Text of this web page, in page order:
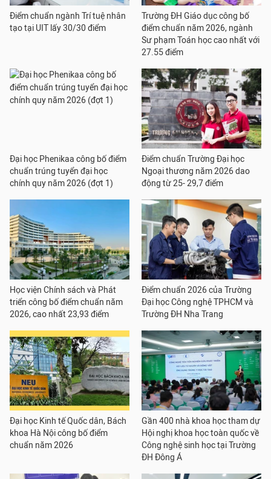
Điểm chuẩn ngành Trí tuệ nhân
tạo tại UIT lấy 30/30 điểm
Trường ĐH Giáo dục công bố
điểm chuẩn năm 2026, ngành
Sư phạm Toán học cao nhất với
27.55 điểm
Đại học Phenikaa công bố điểm
chuẩn trúng tuyển đại học
chính quy năm 2026 (đợt 1)
Điểm chuẩn Trường Đại học
Ngoại thương năm 2026 dao
động từ 25- 29,7 điểm
Học viện Chính sách và Phát
triển công bố điểm chuẩn năm
2026, cao nhất 23,93 điểm
Điểm chuẩn 2026 của Trường
Đại học Công nghệ TPHCM và
Trường ĐH Nha Trang
Đại học Kinh tế Quốc dân, Bách
khoa Hà Nội công bố điểm
chuẩn năm 2026
Gần 400 nhà khoa học tham dự
Hội nghị khoa học toàn quốc về
Công nghệ sinh học tại Trường
ĐH Đông Á